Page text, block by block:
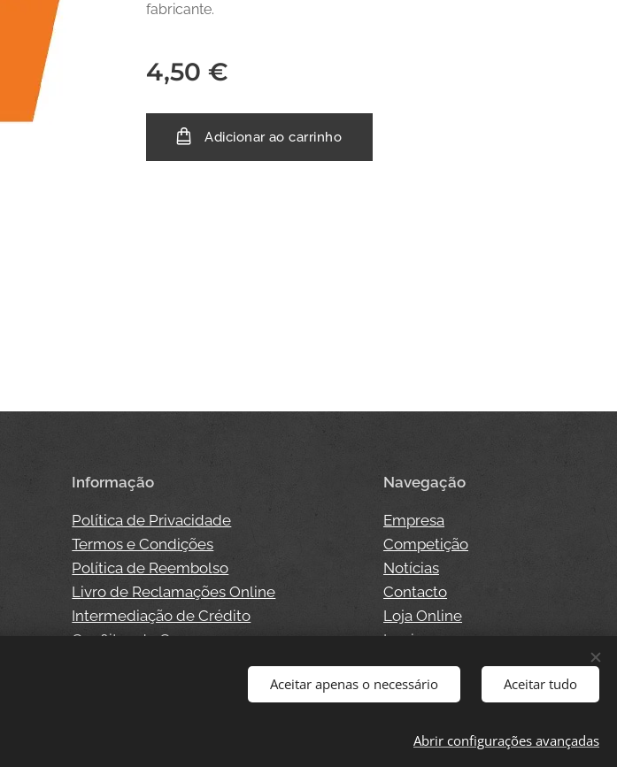
fabricante.
4,50 €
Adicionar ao carrinho
Informação
Política de Privacidade
Termos e Condições
Política de Reembolso
Livro de Reclamações Online
Intermediação de Crédito
Conflitos de Consumo
Navegação
Empresa
Competição
Notícias
Contacto
Loja Online
Login
Aceitar apenas o necessário Aceitar tudo
Abrir configurações avançadas